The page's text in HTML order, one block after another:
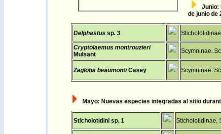
Junio:
de junio de
Delphastus sp. 3
Cryptolaemus montrouzieri
Mulsant
Scymninae.
Zagloba beaumontiCasey Scymninae.
Mayo: Nuevas especies integradas al sitio
Sticholotidini sp. 1 Sticholotidinae,